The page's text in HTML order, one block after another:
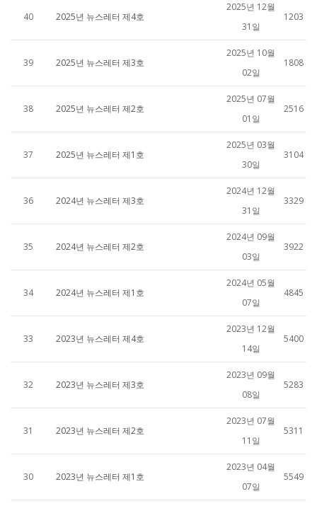
40 2025년 뉴스레터 제4호
2025년 12월
31일
1203
39 2025년 뉴스레터 제3호
2025년 10월
02일
1808
38 2025년 뉴스레터 제2호
2025년 07월
01일
2516
37 2025년 뉴스레터 제1호
2025년 03월
30일
3104
36 2024년 뉴스레터 제3호
2024년 12월
31일
3329
35 2024년 뉴스레터 제2호
2024년 09월
03일
3922
34 2024년 뉴스레터 제1호
2024년 05월
07일
4845
33 2023년 뉴스레터 제4호
2023년 12월
14일
5400
32 2023년 뉴스레터 제3호
2023년 09월
08일
5283
31 2023년 뉴스레터 제2호
2023년 07월
11일
5311
30 2023년 뉴스레터 제1호
2023년 04월
07일
5549